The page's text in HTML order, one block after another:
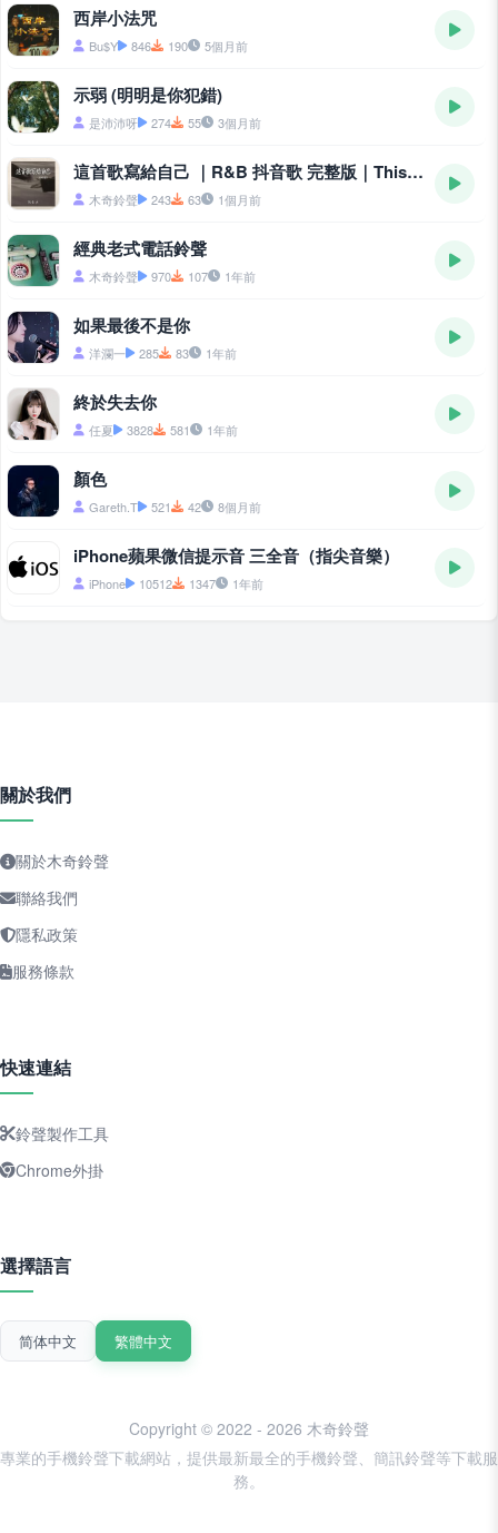
西岸小法咒
Bu$Y 846 190 5個月前
示弱 (明明是你犯錯)
是沛沛呀 274 55 3個月前
這首歌寫給自己 ｜R&B 抖音歌 完整版｜This Song Is Written for Myself
木奇鈴聲 243 63 1個月前
經典老式電話鈴聲
木奇鈴聲 970 107 1年前
如果最後不是你
洋瀾一 285 83 1年前
終於失去你
任夏 3828 581 1年前
顏色
Gareth.T 521 42 8個月前
iPhone蘋果微信提示音 三全音（指尖音樂）
iPhone 10512 1347 1年前
關於我們
關於木奇鈴聲
聯絡我們
隱私政策
服務條款
快速連結
鈴聲製作工具
Chrome外掛
選擇語言
简体中文 繁體中文
Copyright © 2022 - 2026 木奇鈴聲
專業的手機鈴聲下載網站，提供最新最全的手機鈴聲、簡訊鈴聲等下載服
務。